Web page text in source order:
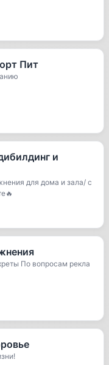
Пит
и
для дома и зала/ с
По вопросам рекла